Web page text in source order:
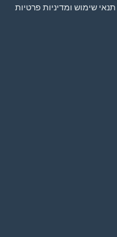
תנאי שימוש ומדיניות פרטיות